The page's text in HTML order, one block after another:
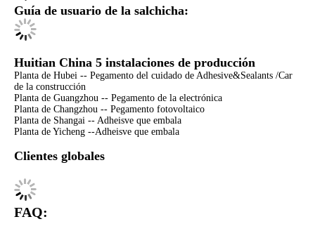
Guía de usuario de la salchicha:
Huitian China 5 instalaciones de producción
Planta de Hubei -- Pegamento del cuidado de Adhesive&Sealants /Car
de la construcción
Planta de Guangzhou -- Pegamento de la electrónica
Planta de Changzhou -- Pegamento fotovoltaico
Planta de Shangai -- Adheisve que embala
Planta de Yicheng --Adheisve que embala
Clientes globales
FAQ: